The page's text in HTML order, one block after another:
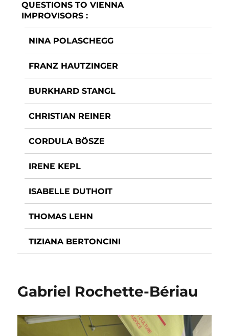
QUESTIONS TO VIENNA
IMPROVISORS :
NINA POLASCHEGG
FRANZ HAUTZINGER
BURKHARD STANGL
CHRISTIAN REINER
CORDULA BÖSZE
IRENE KEPL
ISABELLE DUTHOIT
THOMAS LEHN
TIZIANA BERTONCINI
Gabriel Rochette-Bériau